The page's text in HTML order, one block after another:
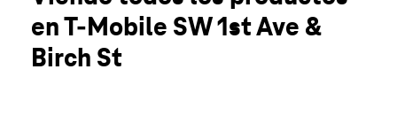
Mar.:10:00 a.m. a 8:00 p.m.
Mié.: 10:00 a.m. a 8:00 p.m.
851 SW 1st Ave #102 Canby, OR 97013
en T-Mobile SW 1st Ave &
Birch St